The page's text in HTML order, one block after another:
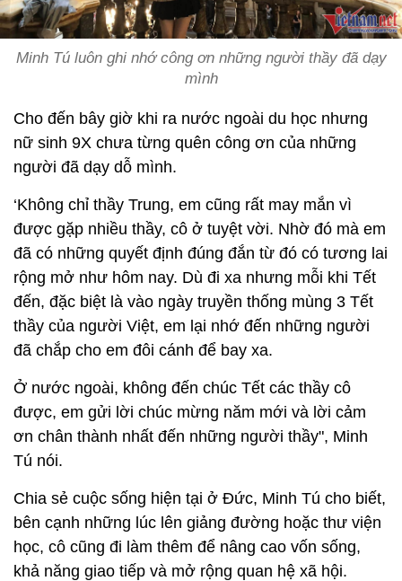
Minh Tú luôn ghi nhớ công ơn những người thầy đã dạy
mình
Cho đến bây giờ khi ra nước ngoài du học nhưng
nữ sinh 9X chưa từng quên công ơn của những
người đã dạy dỗ mình.
‘Không chỉ thầy Trung, em cũng rất may mắn vì
được gặp nhiều thầy, cô ở tuyệt vời. Nhờ đó mà em
đã có những quyết định đúng đắn từ đó có tương lai
rộng mở như hôm nay. Dù đi xa nhưng mỗi khi Tết
đến, đặc biệt là vào ngày truyền thống mùng 3 Tết
thầy của người Việt, em lại nhớ đến những người
đã chắp cho em đôi cánh để bay xa.
Ở nước ngoài, không đến chúc Tết các thầy cô
được, em gửi lời chúc mừng năm mới và lời cảm
ơn chân thành nhất đến những người thầy", Minh
Tú nói.
Chia sẻ cuộc sống hiện tại ở Đức, Minh Tú cho biết,
bên cạnh những lúc lên giảng đường hoặc thư viện
học, cô cũng đi làm thêm để nâng cao vốn sống,
khả năng giao tiếp và mở rộng quan hệ xã hội.